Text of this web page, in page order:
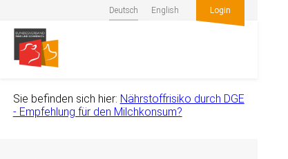
Deutsch English Login
Sie befinden sich hier: Nährstoffrisiko durch DGE
- Empfehlung für den Milchkonsum?